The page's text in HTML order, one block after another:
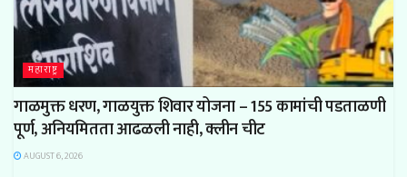
महाराष्ट्र
गाळमुक्त धरण, गाळयुक्त शिवार योजना – 155 कामांची पडताळणी
पूर्ण, अनियमितता आढळली नाही, क्लीन चीट
AUGUST 6, 2026